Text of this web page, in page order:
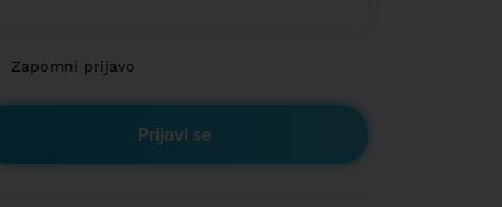
Zapomni prijavo